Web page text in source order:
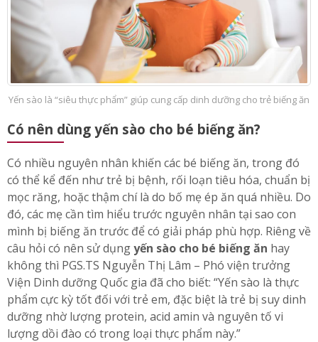
Yến sào là “siêu thực phẩm” giúp cung cấp dinh dưỡng cho trẻ biếng ăn
Có nên dùng yến sào cho bé biếng ăn?
Có nhiều nguyên nhân khiến các bé biếng ăn, trong đó
có thể kể đến như trẻ bị bệnh, rối loạn tiêu hóa, chuẩn bị
mọc răng, hoặc thậm chí là do bố mẹ ép ăn quá nhiều. Do
đó, các mẹ cần tìm hiểu trước nguyên nhân tại sao con
mình bị biếng ăn trước để có giải pháp phù hợp. Riêng về
câu hỏi có nên sử dụngyến sào cho bé biếng ăn hay
không thì PGS.TS Nguyễn Thị Lâm – Phó viện trưởng
Viện Dinh dưỡng Quốc gia đã cho biết: “Yến sào là thực
phẩm cực kỳ tốt đối với trẻ em, đặc biệt là trẻ bị suy dinh
dưỡng nhờ lượng protein, acid amin và nguyên tố vi
lượng dồi đào có trong loại thực phẩm này.”